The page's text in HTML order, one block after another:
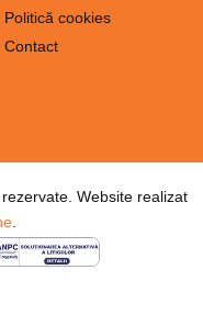
Politică cookies
Contact
Website realizat
.